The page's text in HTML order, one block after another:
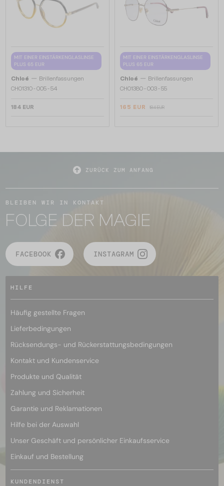
MIT EINER EINSTÄRKENGLASLINSE
PLUS 65 EUR
Chloé — Brillenfassungen
CH0131O - 005 - 54
184 EUR
MIT EINER EINSTÄRKENGLASLINSE
PLUS 65 EUR
Chloé — Brillenfassungen
CH0138O - 003 - 55
165 EUR 184 EUR
ZURÜCK ZUM ANFANG
BLEIBEN WIR IN KONTAKT
FOLGE DER MAGIE
FACEBOOK INSTAGRAM
HILFE
Häufig gestellte Fragen
Lieferbedingungen
Rücksendungs- und Rückerstattungsbedingungen
Kontakt und Kundenservice
Produkte und Qualität
Zahlung und Sicherheit
Garantie und Reklamationen
Hilfe bei der Auswahl
Unser Geschäft und persönlicher Einkaufsservice
Einkauf und Bestellung
KUNDENDIENST